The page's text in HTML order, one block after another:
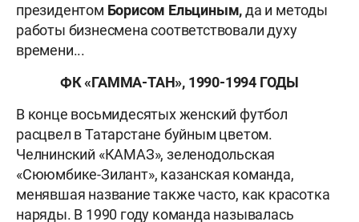
президентом Борисом Ельциным,да и методы
работы бизнесмена соответствовали духу
времени...
ФК «ГАММА-ТАН», 1990-1994 ГОДЫ
В конце восьмидесятых женский футбол
расцвел в Татарстане буйным цветом.
Челнинский «КАМАЗ», зеленодольская
«Сююмбике-Зилант», казанская команда,
менявшая название также часто, как красотка
наряды. В 1990 году команда называлась